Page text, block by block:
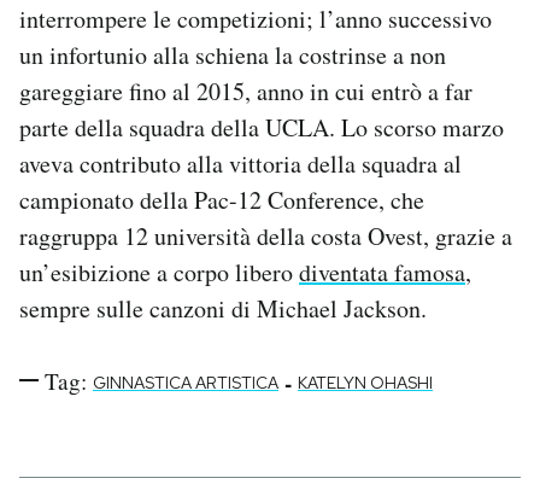
interrompere le competizioni; l’anno successivo
un infortunio alla schiena la costrinse a non
gareggiare fino al 2015, anno in cui entrò a far
parte della squadra della UCLA. Lo scorso marzo
aveva contributo alla vittoria della squadra al
campionato della Pac-12 Conference, che
raggruppa 12 università della costa Ovest, grazie a
un’esibizione a corpo liberodiventata famosa,
sempre sulle canzoni di Michael Jackson.
Tag: GINNASTICA ARTISTICA - KATELYN OHASHI